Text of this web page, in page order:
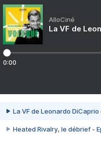
AlloCiné
La VF de
0:00
La VF de Leonardo
Heated Rivalry, le débrief -